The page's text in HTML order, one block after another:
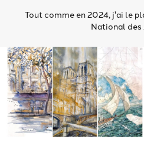
Tout comme en 2024, j'ai le
National des